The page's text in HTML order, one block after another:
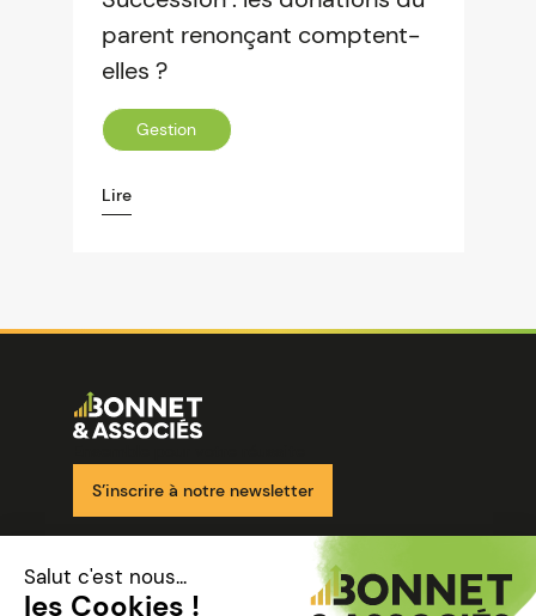
parent renonçant comptent-
elles ?
Gestion
Lire
Image
S’inscrire à notre newsletter
Nos solutions